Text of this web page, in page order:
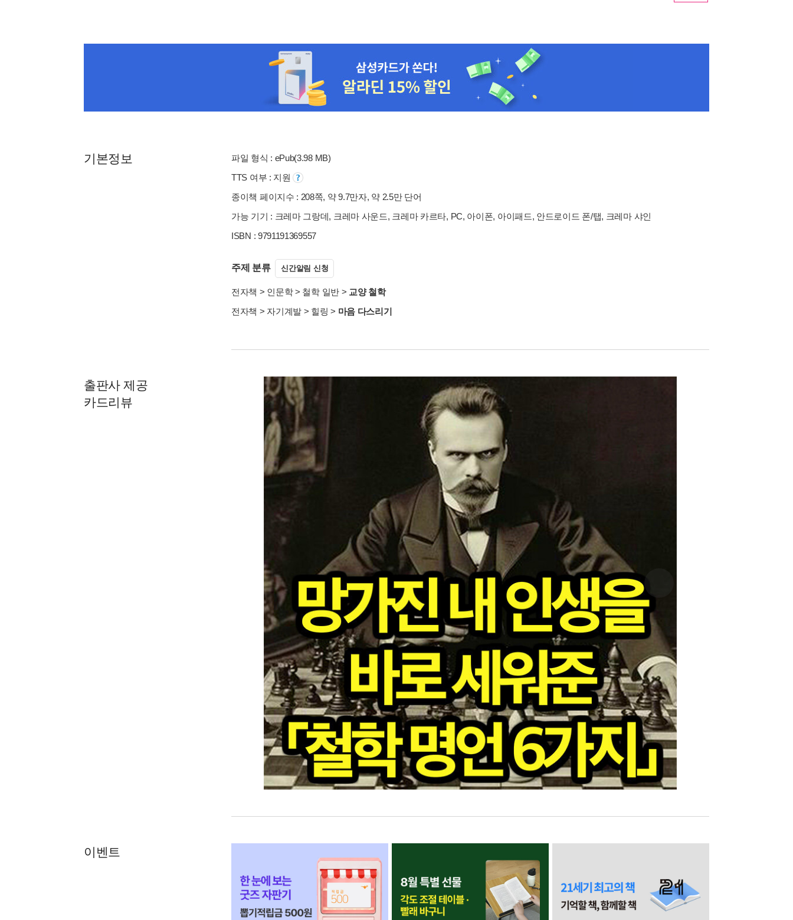
기본정보
파일 형식 : ePub(3.98 MB)
TTS 여부 : 지원
종이책 페이지수 : 208쪽, 약 9.7만자, 약 2.5만 단어
가능 기기 : 크레마 그랑데, 크레마 사운드, 크레마 카르타, PC, 아이폰, 아이패드, 안드로이드 폰/탭, 크레마 샤인
ISBN : 9791191369557
주제 분류 신간알림 신청
전자책 > 인문학> 철학 일반> 교양 철학
전자책 > 자기계발 > 힐링 > 마음 다스리기
출판사 제공
카드리뷰
이벤트